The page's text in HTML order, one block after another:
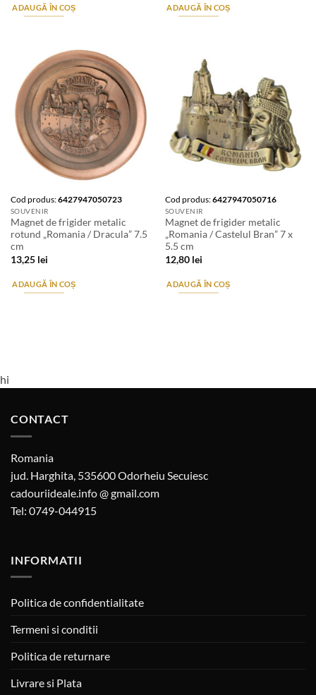
ADAUGĂ ÎN COȘ ADAUGĂ ÎN COȘ
Cod produs:6427947050723
SOUVENIR
Magnet de frigider metalic
rotund „Romania / Dracula” 7.5
cm
13,25 lei
ADAUGĂ ÎN COȘ
Cod produs:6427947050716
SOUVENIR
Magnet de frigider metalic
„Romania / Castelul Bran” 7 x
5.5 cm
12,80 lei
ADAUGĂ ÎN COȘ
hi
CONTACT
Romania
jud. Harghita, 535600 Odorheiu Secuiesc
cadouriideale.info @ gmail.com
Tel: 0749-044915
INFORMATII
Politica de confidentialitate
Termeni si conditii
Politica de returnare
Livrare si Plata